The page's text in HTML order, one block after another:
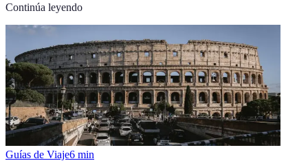
Continúa leyendo
Guías de Viaje6 min